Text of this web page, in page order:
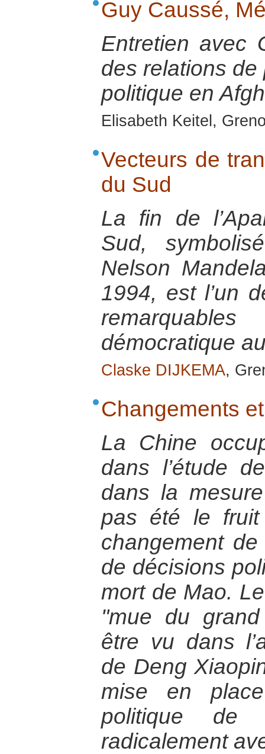
Guy Caussé,
Entretien avec
des relations
politique en
Elisabeth Keitel,
Vecteurs de
du Sud
La fin de
Sud,
Nelson
1994, est l’un
démocratique
Claske DIJKEMA,
Changements
La Chine
dans l’étude
dans la
pas été le fruit
changement
de décisions
mort de Mao.
"mue du
être vu dans
de Deng
mise en
politique de
radicalement